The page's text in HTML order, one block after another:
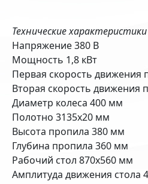
Технические характеристики
Напряжение 380 В
Мощность 1,8 кВт
Первая скорость движения
Вторая скорость движения
Диаметр колеса 400 мм
Полотно 3135х20 мм
Высота пропила 380 мм
Глубина пропила 360 мм
Рабочий стол 870х560 мм
Амплитуда движения стола